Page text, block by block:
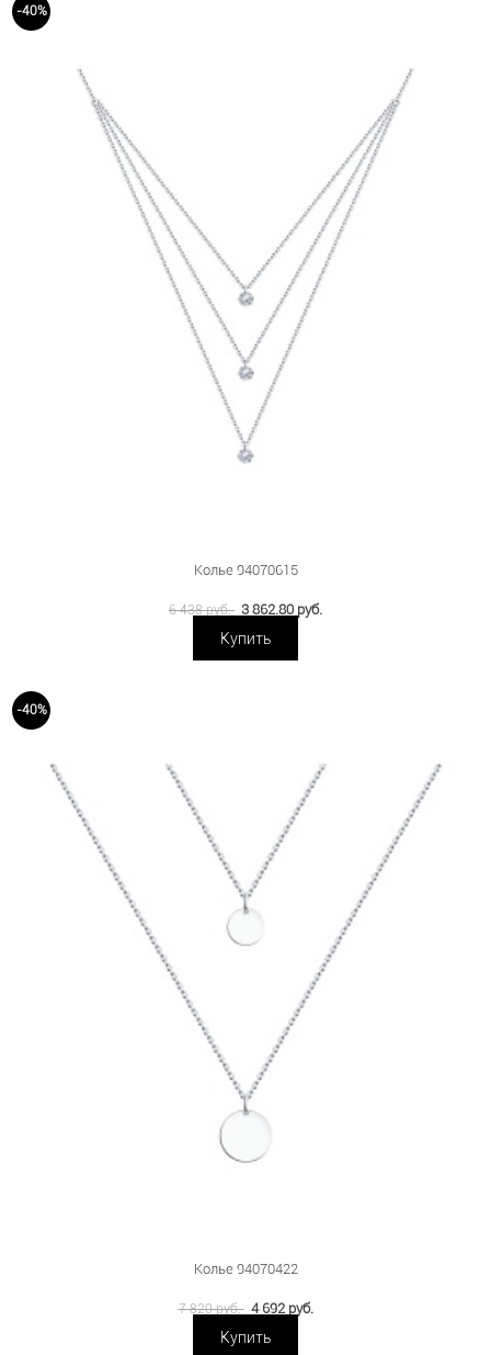
-40%
Колье 94070615
6 438 руб. 3 862.80 руб.
Купить
-40%
Колье 94070422
7 820 руб. 4 692 руб.
Купить